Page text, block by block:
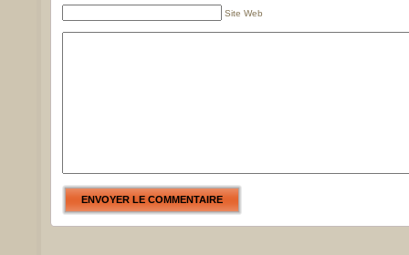
Site Web
ENVOYER LE COMMENTAIRE